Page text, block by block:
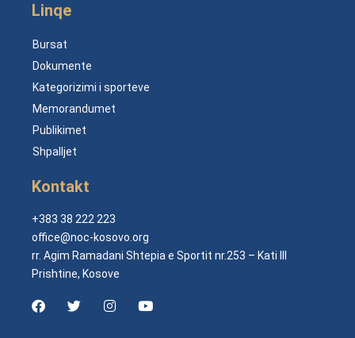
Linqe
Bursat
Dokumente
Kategorizimi i sporteve
Memorandumet
Publikimet
Shpalljet
Kontakt
+383 38 222 223
office@noc-kosovo.org
rr. Agim Ramadani Shtepia e Sportit nr.253 – Kati III
Prishtine, Kosove